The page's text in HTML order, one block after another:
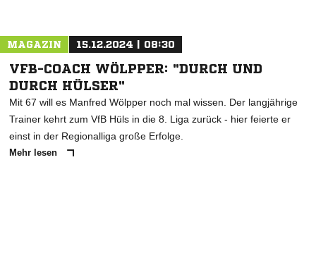
MAGAZIN 15.12.2024 | 08:30
VFB-COACH WÖLPPER: "DURCH UND
DURCH HÜLSER"
Mit 67 will es Manfred Wölpper noch mal wissen. Der langjährige
Trainer kehrt zum VfB Hüls in die 8. Liga zurück - hier feierte er
einst in der Regionalliga große Erfolge.
Mehr lesen